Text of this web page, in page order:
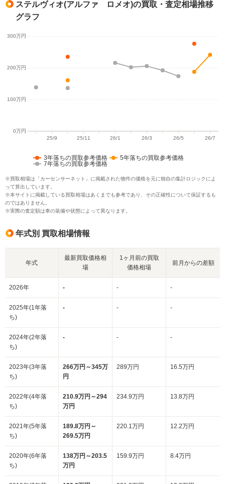
ステルヴィオ(アルファ ロメオ)の買取・査定相場推移
グラフ
3年落ちの買取参考価格
5年落ちの買取参考価格
7年落ちの買取参考価格
※買取相場は「カーセンサーネット」に掲載された物件の価格を元に独自の集計ロジックによ
って算出しています。
※本サイトに掲載している買取相場はあくまでも参考であり、その正確性について保証するも
のではありません。
※実際の査定額は車の装備や状態によって異なります。
年式別 買取相場情報
年式
最新買取価格相
場
1ヶ月前の買取
価格相場
前月からの差額
2026年 - - -
2025年(1年落
ち)
- - -
2024年(2年落
ち)
- - -
2023年(3年落
ち)
266万円～345万
円
289万円 16.5万円
2022年(4年落
ち)
210.9万円～294
万円
234.9万円 13.8万円
2021年(5年落
ち)
189.8万円～
269.5万円
220.1万円 12.2万円
2020年(6年落
ち)
138万円～203.5
万円
159.9万円 8.4万円